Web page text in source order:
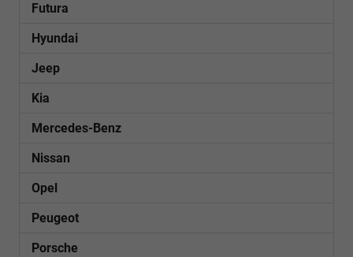
Futura
Hyundai
Jeep
Kia
Mercedes-Benz
Nissan
Opel
Peugeot
Porsche